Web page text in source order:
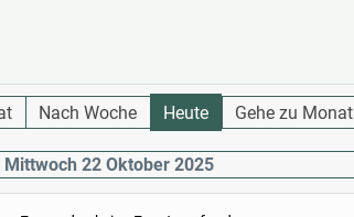
Nach Woche Heute Gehe zu Monat
Mittwoch 22 Oktober 2025